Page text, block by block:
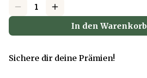
In den Warenkorb
Sichere dir deine Prämien!